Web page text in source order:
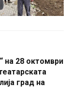
на 28 октомври
град на